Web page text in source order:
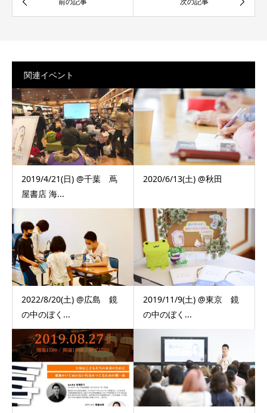
関連イベント
2019/4/21(日) @千葉 蔦
屋書店 海...
2020/6/13(土) @秋田
2022/8/20(土) @広島 鏡
の中のぼく...
2019/11/9(土) @東京 鏡
の中のぼく...